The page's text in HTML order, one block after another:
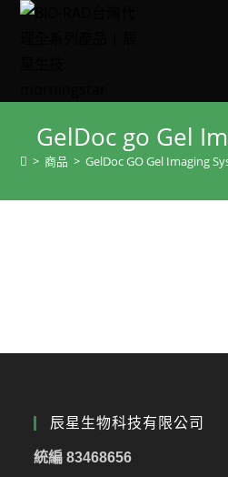
GelDoc go Gel
> 商品 > GelDoc GO Gel Imaging
辰星生物科技有限公司
統編 83468656